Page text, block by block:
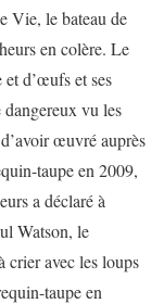
Vie, le bateau de
en colère. Le
et d’œufs et ses
dangereux vu les
œuvré auprès
taupe en 2009,
a déclaré à
Watson, le
crier avec les loups
taupe en